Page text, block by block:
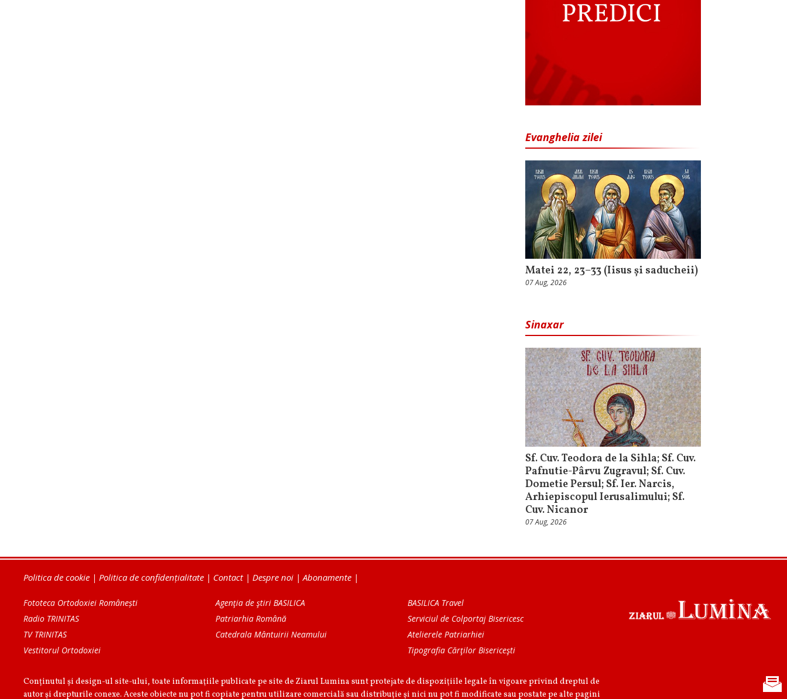
Evanghelia zilei
Matei 22, 23–33 (Iisus și saducheii)
07 Aug, 2026
Sinaxar
Sf. Cuv. Teodora de la Sihla; Sf. Cuv.
Pafnutie-Pârvu Zugravul; Sf. Cuv.
Dometie Persul; Sf. Ier. Narcis,
Arhiepiscopul Ierusalimului; Sf.
Cuv. Nicanor
07 Aug, 2026
Politica de cookie | Politica de confidențialitate | Contact| Despre noi |Abonamente |
Fototeca Ortodoxiei Românești
Radio TRINITAS
TV TRINITAS
Vestitorul Ortodoxiei
Agenţia de ştiri BASILICA
Patriarhia Română
Catedrala Mântuirii Neamului
BASILICA Travel
Serviciul de Colportaj Bisericesc
Atelierele Patriarhiei
Tipografia Cărţilor Bisericeşti
Conținutul și design-ul site-ului, toate informaţiile publicate pe site de Ziarul Lumina sunt protejate de dispoziţiile legale în vigoare privind dreptul de
autor şi drepturile conexe. Aceste obiecte nu pot fi copiate pentru utilizare comercială sau distribuţie şi nici nu pot fi modificate sau postate pe alte pagini